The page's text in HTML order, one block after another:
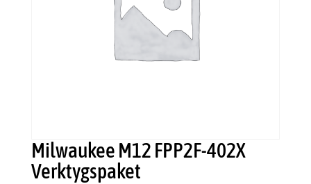
Milwaukee M12 FPP2F-402X
Verktygspaket